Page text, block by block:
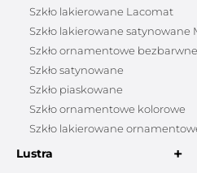
Szkło lakierowane Lacomat
Szkło lakierowane satynowane
Szkło ornamentowe bezbarwne
Szkło satynowane
Szkło piaskowane
Szkło ornamentowe kolorowe
Szkło lakierowane
Lustra +